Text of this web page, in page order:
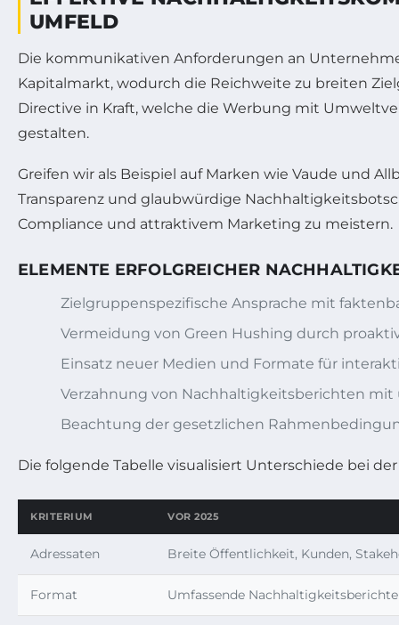
UMFELD
Die kommunikativen Anforderungen an
Kapitalmarkt, wodurch die Reichweite zu breiten
Directive in Kraft, welche die Werbung mit
gestalten.
Greifen wir als Beispiel auf Marken wie Vaude und
Transparenz und glaubwürdige
Compliance und attraktivem Marketing zu meistern.
ELEMENTE ERFOLGREICHER
Zielgruppenspezifische Ansprache mit
Vermeidung von Green Hushing durch
Einsatz neuer Medien und Formate für
Verzahnung von Nachhaltigkeitsberichten
Beachtung der gesetzlichen
Die folgende Tabelle visualisiert Unterschiede bei
KRITERIUM VOR 2025
Adressaten Breite Öffentlichkeit, Kunden,
Format Umfassende